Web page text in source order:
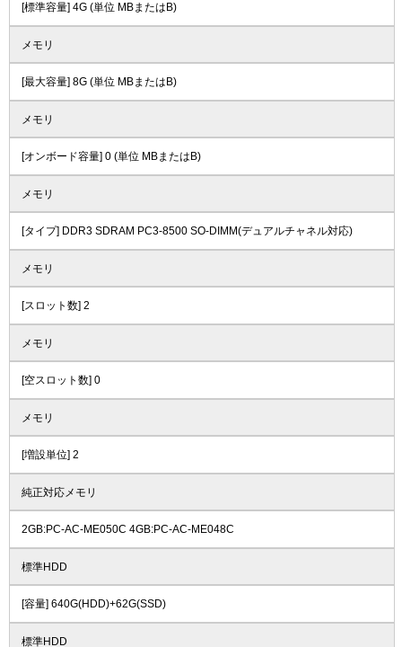
[標準容量] 4G (単位 MBまたはB)
メモリ
[最大容量] 8G (単位 MBまたはB)
メモリ
[オンボード容量] 0 (単位 MBまたはB)
メモリ
[タイプ] DDR3 SDRAM PC3-8500 SO-DIMM(デュアルチャネル対応)
メモリ
[スロット数] 2
メモリ
[空スロット数] 0
メモリ
[増設単位] 2
純正対応メモリ
2GB:PC-AC-ME050C 4GB:PC-AC-ME048C
標準HDD
[容量] 640G(HDD)+62G(SSD)
標準HDD